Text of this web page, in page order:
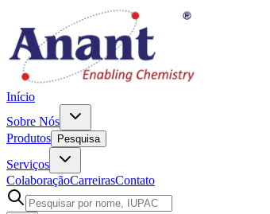
Início
Sobre Nós
Produtos
Pesquisa
Serviços
ColaboraçãoCarreirasContato